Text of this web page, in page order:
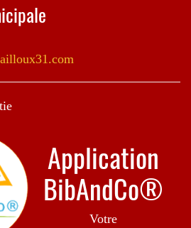
Application
BibAndCo®
Votre